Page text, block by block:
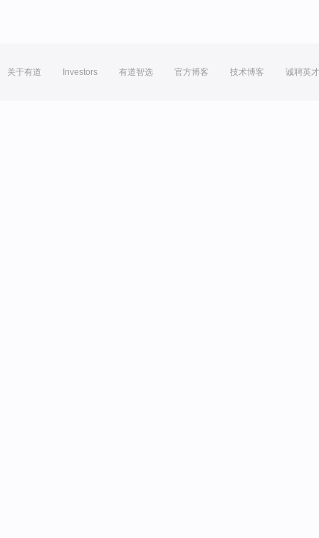
关于有道 Investors 有道智选 官方博客 技术博客 诚聘英才